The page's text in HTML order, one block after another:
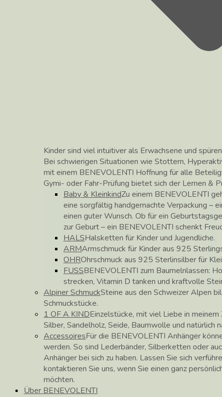
Kinder sind viel intuitiver als Erwachsene und
Bei schwierigen Situationen wie Stottern,
mit einem BENEVOLENTI Hoffnung für alle
Gymi- oder Fahr-Prüfung bietet sich der Lernen &
Baby & KleinkindZu einem BENEVOLENTI
eine sorgfältig handgemachte Verpackung –
einen guter Wunsch. Ob für ein
zur Geburt – ein BENEVOLENTI schenkt
HALSHalsketten für Kinder und Jugendliche.
ARMArmschmuck für Kinder aus 925
OHROhrschmuck aus 925 Sterlinsilber für
FUSSBENEVOLENTI zum Baumelnlassen:
strecken, Vitamin D tanken und kraftvolle
Alpiner SchmuckSteine aus den Schweizer Alpen
Schmuckstücke.
1 OF A KINDEinzelstücke, mit viel Liebe in
Silber, Sandelholz, Seide, Baumwolle und natürlich
AccessoiresFür die BENEVOLENTI Anhänger
werden. So sind Lederbänder, Silberketten oder
Anhänger bei sich zu haben. Lassen Sie sich
kontaktieren Sie uns, wenn Sie einen ganz
möchten.
Über BENEVOLENTI